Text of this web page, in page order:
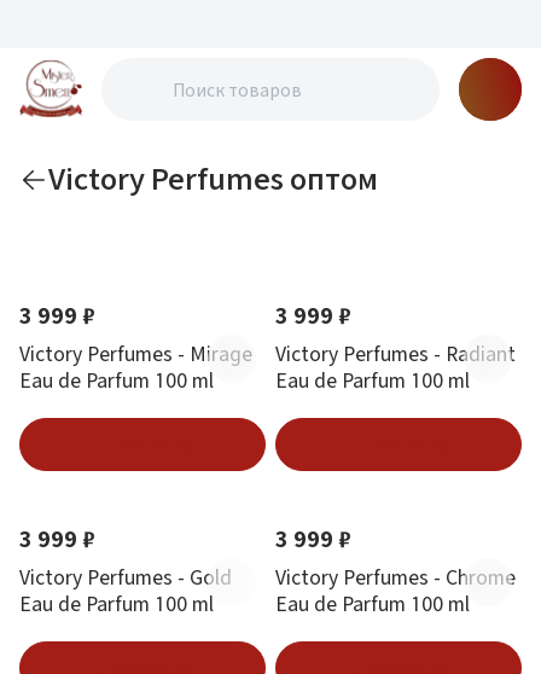
Victory Perfumes оптом
3 999 ₽
Victory Perfumes - Mirage
Eau de Parfum 100 ml
3 999 ₽
Victory Perfumes - Radiant
Eau de Parfum 100 ml
Новинка
3 999 ₽
Victory Perfumes - Gold
Eau de Parfum 100 ml
Новинка
3 999 ₽
Victory Perfumes - Chrome
Eau de Parfum 100 ml